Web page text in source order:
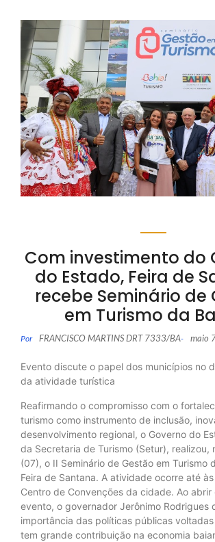
Com investimento do
do Estado, Feira de
recebe Seminário de
em Turismo da
Por FRANCISCO MARTINS DRT 7333/BA- maio
Evento discute o papel dos municípios no
da atividade turística
Reafirmando o compromisso com o
turismo como instrumento de inclusão,
desenvolvimento regional, o Governo do
da Secretaria de Turismo (Setur), realizou,
(07), o II Seminário de Gestão em Turismo
Feira de Santana. A atividade ocorre até
Centro de Convenções da cidade. Ao abrir
evento, o governador Jerônimo Rodrigues
importância das políticas públicas
tem grande contribuição na economia